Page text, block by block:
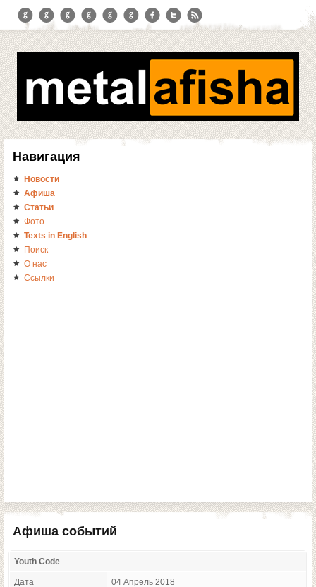
Навигация
Новости
Афиша
Статьи
Фото
Texts in English
Поиск
О нас
Ссылки
Афиша событий
Youth Code
Дата 04 Апрель 2018